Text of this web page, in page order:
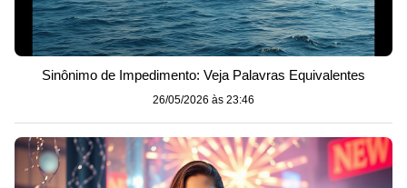
Sinônimo de Impedimento: Veja Palavras Equivalentes
26/05/2026 às 23:46